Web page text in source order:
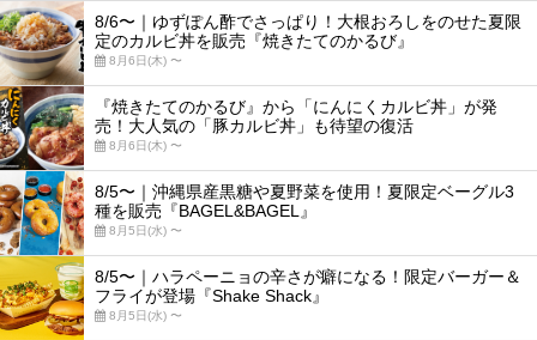
8/6〜｜ゆずぽん酢でさっぱり！大根おろしをのせた夏限
定のカルビ丼を販売『焼きたてのかるび』
8月6日(木) 〜
『焼きたてのかるび』から「にんにくカルビ丼」が発
売！大人気の「豚カルビ丼」も待望の復活
8月6日(木) 〜
8/5〜｜沖縄県産黒糖や夏野菜を使用！夏限定ベーグル3
種を販売『BAGEL&BAGEL』
8月5日(水) 〜
8/5〜｜ハラペーニョの辛さが癖になる！限定バーガー＆
フライが登場『Shake Shack』
8月5日(水) 〜